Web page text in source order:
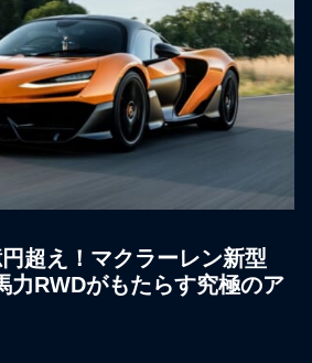
円超え！マクラーレン新型
力RWDがもたらす究極のア